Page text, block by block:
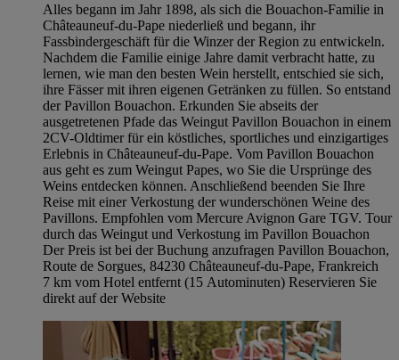
Alles begann im Jahr 1898, als sich die Bouachon-Familie in
Châteauneuf-du-Pape niederließ und begann, ihr
Fassbindergeschäft für die Winzer der Region zu entwickeln.
Nachdem die Familie einige Jahre damit verbracht hatte, zu
lernen, wie man den besten Wein herstellt, entschied sie sich,
ihre Fässer mit ihren eigenen Getränken zu füllen. So entstand
der Pavillon Bouachon. Erkunden Sie abseits der
ausgetretenen Pfade das Weingut Pavillon Bouachon in einem
2CV-Oldtimer für ein köstliches, sportliches und einzigartiges
Erlebnis in Châteauneuf-du-Pape. Vom Pavillon Bouachon
aus geht es zum Weingut Papes, wo Sie die Ursprünge des
Weins entdecken können. Anschließend beenden Sie Ihre
Reise mit einer Verkostung der wunderschönen Weine des
Pavillons. Empfohlen vom Mercure Avignon Gare TGV. Tour
durch das Weingut und Verkostung im Pavillon Bouachon
Der Preis ist bei der Buchung anzufragen Pavillon Bouachon,
Route de Sorgues, 84230 Châteauneuf-du-Pape, Frankreich
7 km vom Hotel entfernt (15 Autominuten) Reservieren Sie
direkt auf der Website